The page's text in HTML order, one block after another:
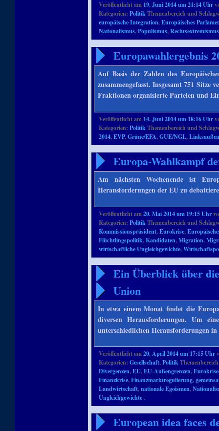
Veröffentlicht am 19. Juni 2014 um 21:14 Uhr
Kategorien:PolitikThemenbereich und
europäische Integration,Europäisches
Nationalismus,Populismus,Rechtsextremismus
Europawahlergebnis
Auf Basis der Zahlen des
zusammengefasst. Insgesamt 751 Sitze
Fraktionen organisierte Parteien und
Veröffentlicht am 14. Juni 2014 um 18:16 Uhr
Kategorien:PolitikThemenbereich und
2014,EVP,Grüne/EFA,GUE/NGL,
Europa-Wahlkampf
Am nächsten Wochenende ist
Herausforderungen der EU zu
Veröffentlicht am20. Mai 2014 um 19:15 Uhr
Kategorien:PolitikThemenbereich und
Kommissionspräsident,Eurokrise,
Flüchtlingspolitik,Kandidaten,Migration,
wirtschaftliche Ungleichgewichte,
Ein Überblick über
Union
In etwa einem Monat findet die
diversen Herausforderungen. Um
unterschiedlichen Herausforderungen
Veröffentlicht am20. April 2014 um 17:15 Uhr
Kategorien:Gesellschaft,Politik
Divergenzen,EU,EU-Außengrenzen,Eurokrise
Finanzkrise,Finanzmarktregulierung,
Landwirtschaft,nationale Egoismen,
Ungleichgewichte.
European idea faces